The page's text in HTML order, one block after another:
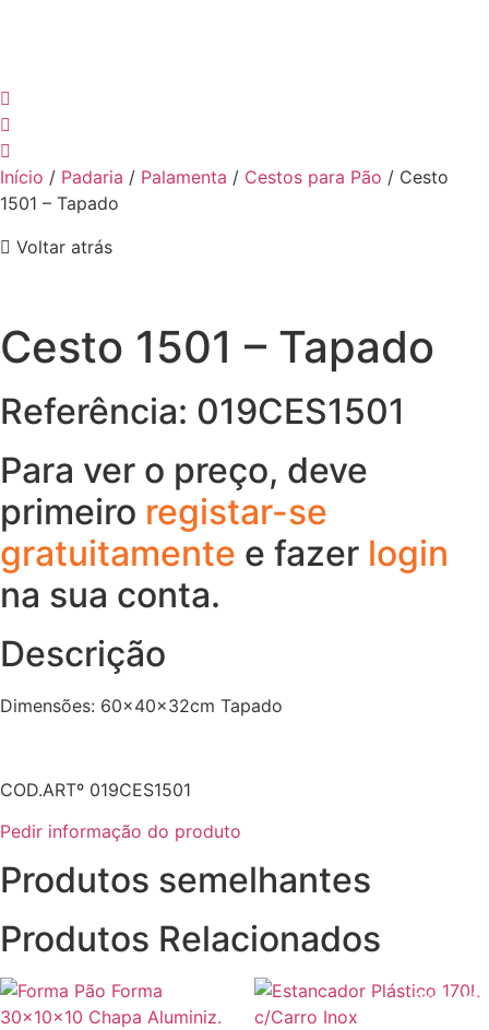
Início / Padaria / Palamenta / Cestos para Pão / Cesto
1501 – Tapado
Voltar atrás
Cesto 1501 – Tapado
Referência: 019CES1501
Para ver o preço, deve
primeiro registar-se
gratuitamente e fazer login
na sua conta.
Descrição
Dimensões: 60x40x32cm Tapado
COD.ARTº 019CES1501
Pedir informação do produto
Produtos semelhantes
Produtos Relacionados